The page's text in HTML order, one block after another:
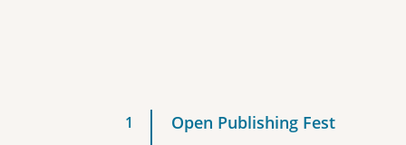
Open Publishing Fest